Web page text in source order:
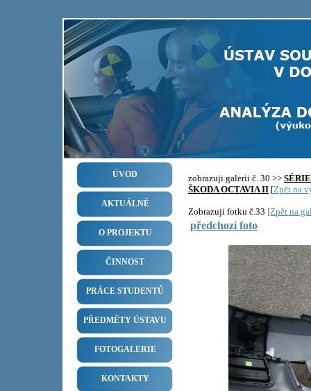
ÚVOD
AKTUÁLNĚ
O PROJEKTU
ČINNOST
PRÁCE STUDENTŮ
PŘEDMĚTY ÚSTAVU
FOTOGALERIE
KONTAKTY
zobrazuji galerii č. 30 >>
ŠKODA OCTAVIA II [Zpět na
Zobrazuji fotku č.33 [Zpět na
předchozí foto